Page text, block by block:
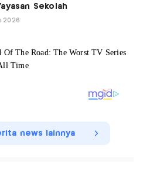
Sekolah
2026
news lainnya